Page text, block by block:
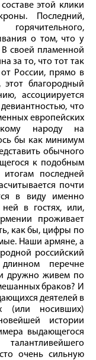
этой клики
Последний,
о том, что у
В своей пламенной
за то, что тот так
России, прямо в
этот благородный
ассоциируется
что
европейских
народу на
бы как минимум
обычного
к подобным
последней
почти
в виду именно
в гостях, или,
проживает
как бы, цифры по
Наши армяне, а
российский
перечне
дружно живем по
браков? И
деятелей в
(или носивших)
истории
выдающегося
очень сильную